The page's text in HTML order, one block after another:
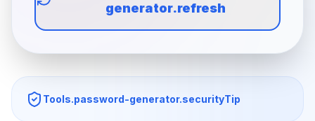
generator.refresh
Tools.password-generator.securityTip